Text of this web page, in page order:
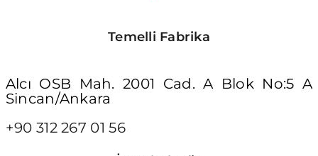
Temelli Fabrika
Alcı OSB Mah. 2001 Cad. A Blok No:5 A
Sincan/Ankara
+90 312 267 01 56